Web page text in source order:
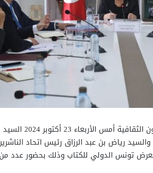
استقبلت السيدة أمينة
للكتاب والسيد رياض بن عبد الرزاق رئيس اتحاد
تونس الدولي للكتاب وذلك بحضور عدد من